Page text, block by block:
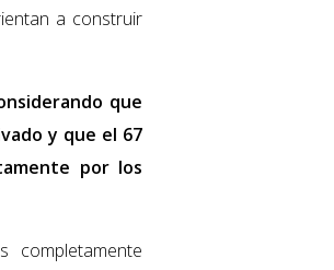
a construir
que
y que el 67
por los
completamente